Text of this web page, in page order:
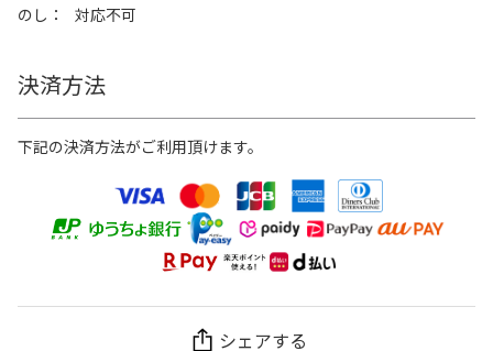
のし
対応不可
決済方法
下記の決済方法がご利用頂けます。
シェアする